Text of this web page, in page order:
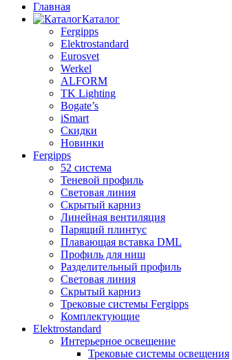
Главная
Каталог
Fergipps
Elektrostandard
Eurosvet
Werkel
ALFORM
TK Lighting
Bogate’s
iSmart
Скидки
Новинки
Fergipps
52 система
Теневой профиль
Световая линия
Скрытый карниз
Линейная вентиляция
Парящий плинтус
Плавающая вставка DML
Профиль для ниш
Разделительный профиль
Световая линия
Скрытый карниз
Трековые системы Fergipps
Комплектующие
Elektrostandard
Интерьерное освещение
Трековые системы освещения